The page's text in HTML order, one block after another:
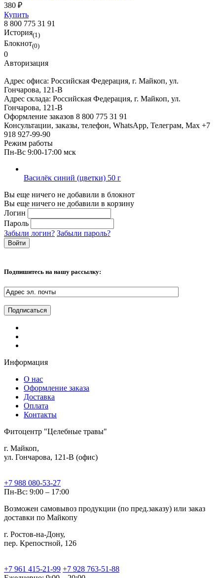
380 ₽
Купить
8 800 775 31 91
История(1)
Блокнот(0)
0
Авторизация
Адрес офиса: Российская Федерация, г. Майкоп, ул.
Гончарова, 121-В
Адрес склада: Российская Федерация, г. Майкоп, ул.
Гончарова, 121-В
Оформление заказов 8 800 775 31 91
Консультации, заказы, телефон, WhatsApp, Телеграм, Мах +7
918 927-99-90
Режим работы
Пн-Вс 9:00-17:00 мск
Василёк синий (цветки) 50 г
Вы еще ничего не добавили в блокнот
Вы еще ничего не добавили в корзину
Логин
Пароль
Забыли логин? Забыли пароль?
Подпишитесь на нашу рассылку:
Информация
О нас
Оформление заказа
Доставка
Оплата
Контакты
Фитоцентр "Целебные травы"
г. Майкоп,
ул. Гончарова, 121-В (офис)
+7 988 080-53-27
Пн-Вс: 9:00 – 17:00
Возможен самовывоз продукции (по пред.заказу) или заказ
доставки по Майкопу
г. Ростов-на-Дону,
пер. Крепостной, 126
+7 961 415-21-99 +7 928 763-51-88